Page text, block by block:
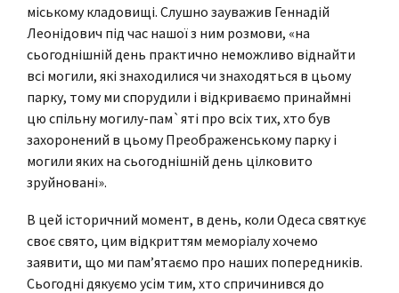
міському кладовищі. Слушно зауважив Геннадій
Леонідович під час нашої з ним розмови, «на
сьогоднішній день практично неможливо віднайти
всі могили, які знаходилися чи знаходяться в цьому
парку, тому ми спорудили і відкриваємо принаймні
цю спільну могилу-пам`яті про всіх тих, хто був
захоронений в цьому Преображенському парку і
могили яких на сьогоднішній день цілковито
зруйновані».
В цей історичний момент, в день, коли Одеса святкує
своє свято, цим відкриттям меморіалу хочемо
заявити, що ми пам’ятаємо про наших попередників.
Сьогодні дякуємо усім тим, хто спричинився до